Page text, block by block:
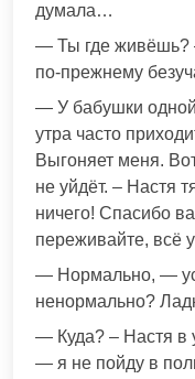
думала…
— Ты где живёшь?
по-прежнему
— У бабушки
утра часто
Выгоняет меня.
не уйдёт. – Настя
ничего! Спасибо
переживайте, всё
— Нормально, —
ненормально?
— Куда? – Настя в
— я не пойду в